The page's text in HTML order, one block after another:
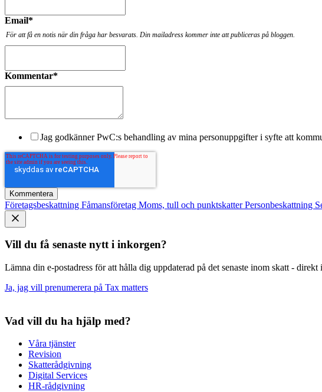
Email*
För att få en notis när din fråga har besvarats. Din mailadress kommer inte att publiceras på bloggen.
Kommentar*
Jag godkänner PwC:s behandling av mina personuppgifter i syfte att
Företagsbeskattning Fåmansföretag Moms, tull och punktskatterPersonbeskattning
Vill du få senaste nytt i inkorgen?
Lämna din e-postadress för att hålla dig uppdaterad på det senaste inom skatt -
Ja, jag vill prenumerera på Tax matters
Vad vill du ha hjälp med?
Våra tjänster
Revision
Skatterådgivning
Digital Services
HR-rådgivning